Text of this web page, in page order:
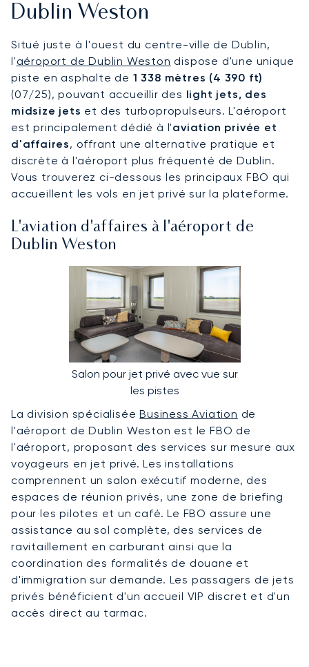
Dublin Weston
Situé juste à l'ouest du centre-ville de Dublin,
l'aéroport de Dublin Weston dispose d'une unique
piste en asphalte de 1 338 mètres (4 390 ft)
(07/25), pouvant accueillir des light jets, des
midsize jets et des turbopropulseurs. L'aéroport
est principalement dédié à l'aviation privée et
d'affaires, offrant une alternative pratique et
discrète à l'aéroport plus fréquenté de Dublin.
Vous trouverez ci-dessous les principaux FBO qui
accueillent les vols en jet privé sur la plateforme.
L'aviation d'affaires à l'aéroport de
Dublin Weston
Salon pour jet privé avec vue sur
les pistes
La division spécialiséeBusiness Aviation de
l'aéroport de Dublin Weston est le FBO de
l'aéroport, proposant des services sur mesure aux
voyageurs en jet privé. Les installations
comprennent un salon exécutif moderne, des
espaces de réunion privés, une zone de briefing
pour les pilotes et un café. Le FBO assure une
assistance au sol complète, des services de
ravitaillement en carburant ainsi que la
coordination des formalités de douane et
d'immigration sur demande. Les passagers de jets
privés bénéficient d'un accueil VIP discret et d'un
accès direct au tarmac.